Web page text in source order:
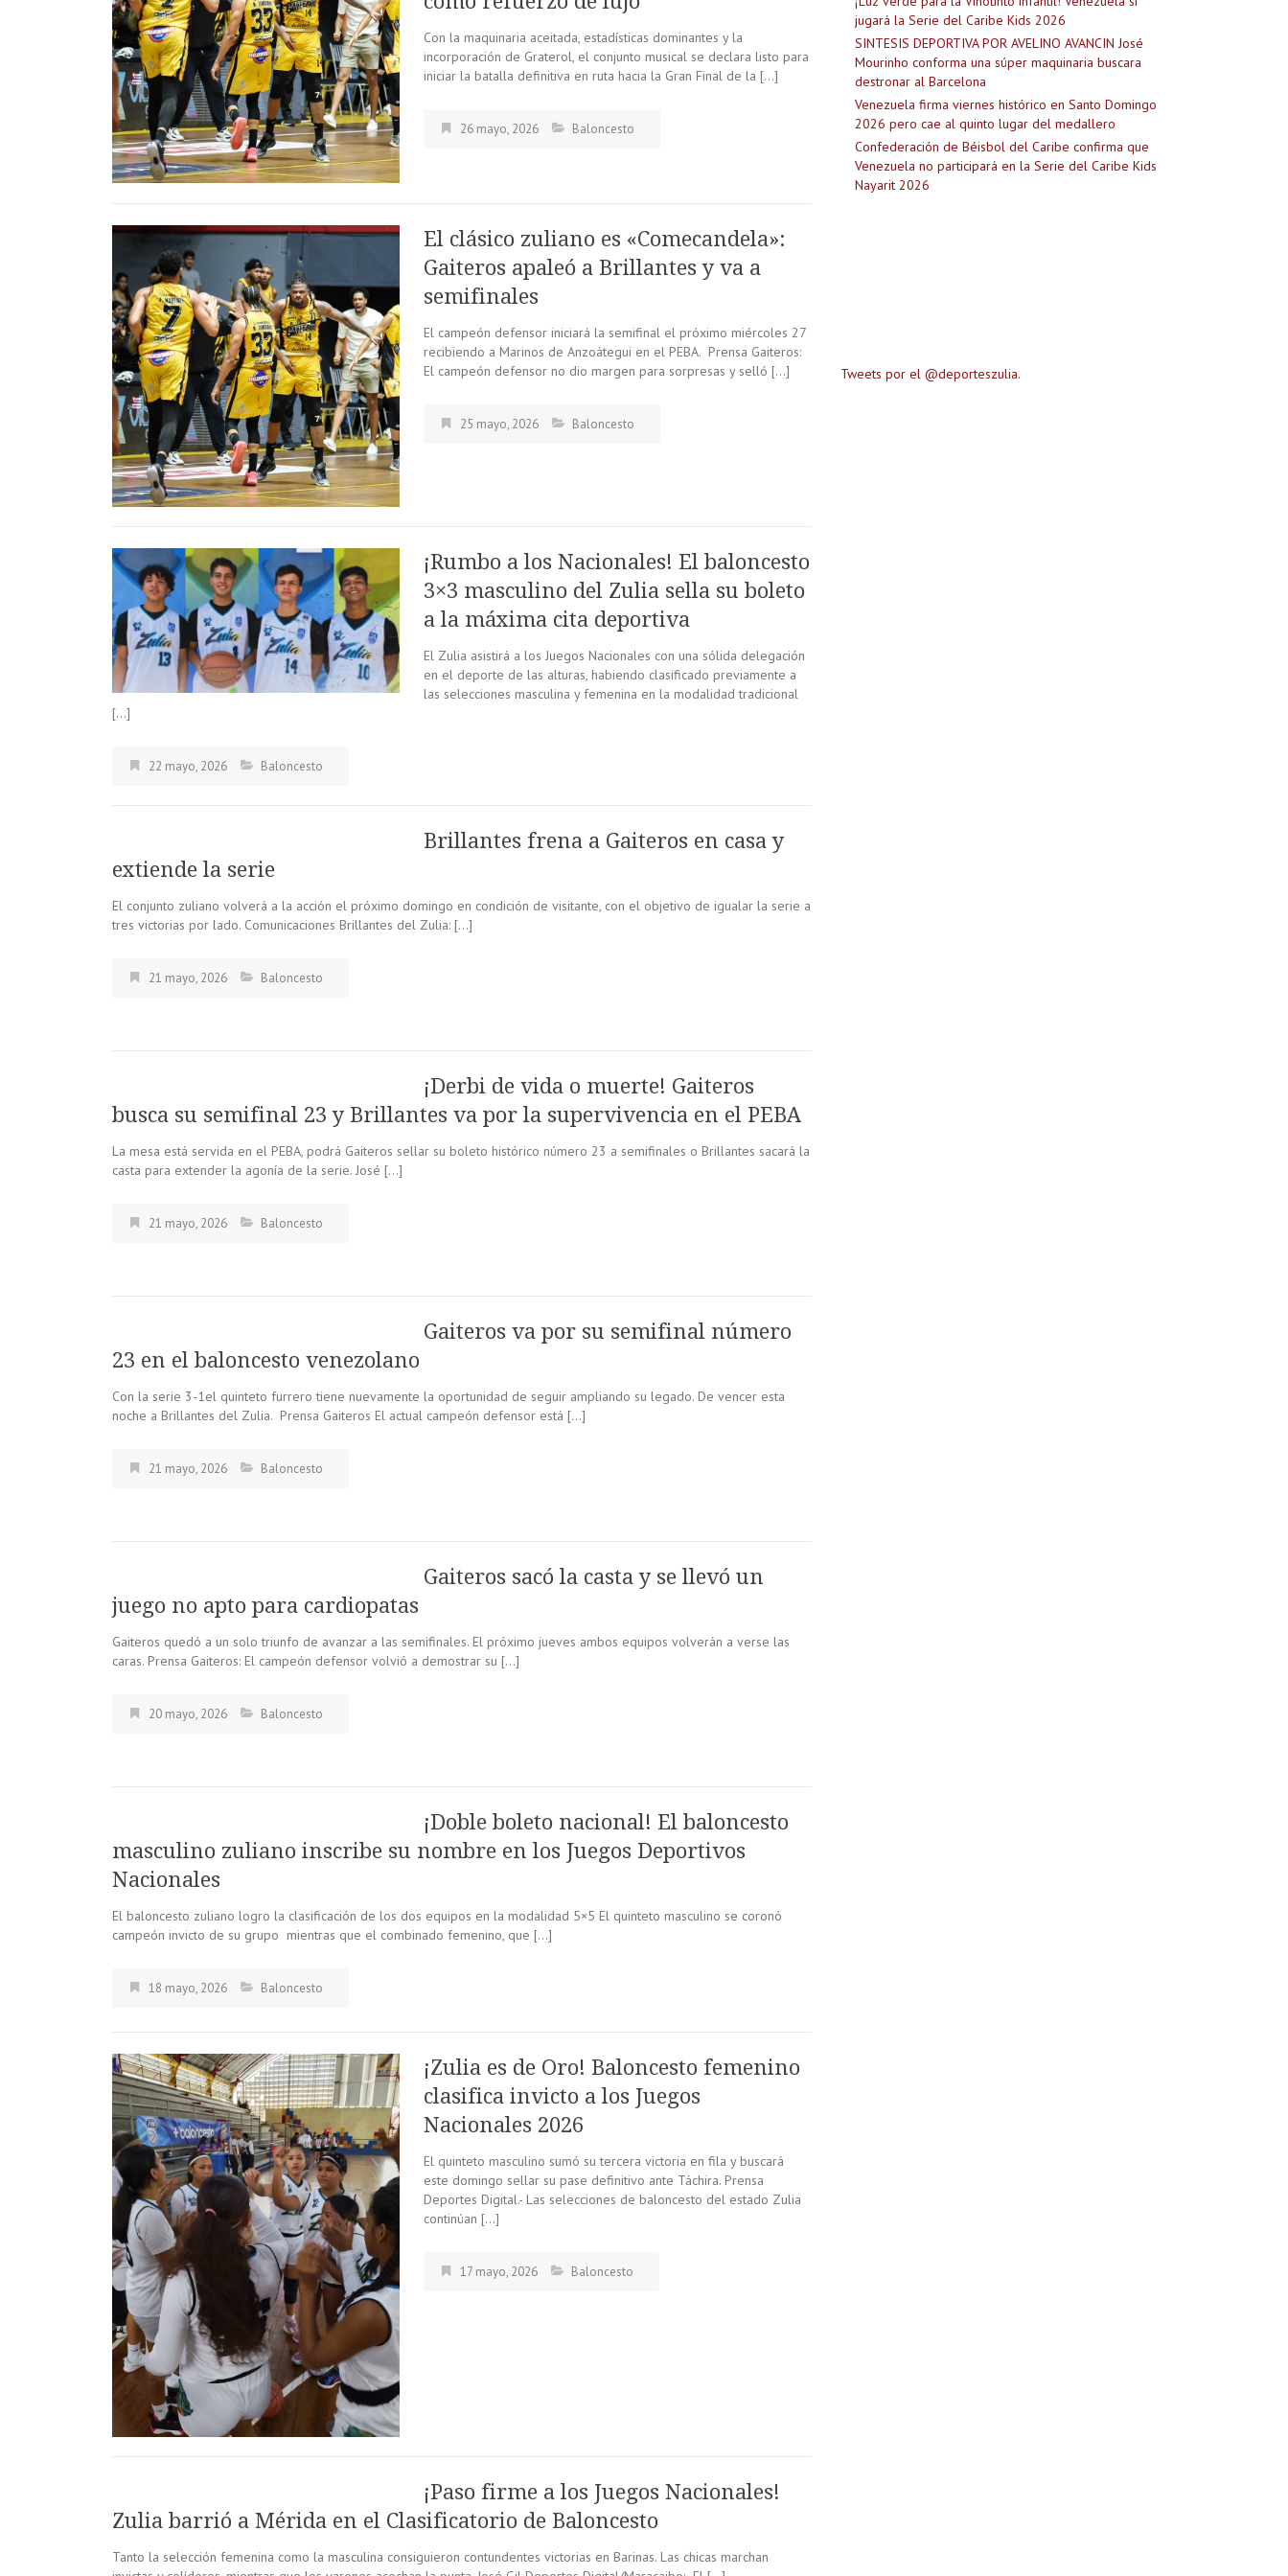
Con la maquinaria aceitada, estadísticas dominantes y la
incorporación de Graterol, el conjunto musical se declara listo para
iniciar la batalla definitiva en ruta hacia la Gran Final de la […]
26 mayo, 2026 Baloncesto
El clásico zuliano es «Comecandela»:
Gaiteros apaleó a Brillantes y va a
semifinales
El campeón defensor iniciará la semifinal el próximo miércoles 27
recibiendo a Marinos de Anzoátegui en el PEBA. Prensa Gaiteros:
El campeón defensor no dio margen para sorpresas y selló […]
25 mayo, 2026 Baloncesto
¡Rumbo a los Nacionales! El baloncesto
3×3 masculino del Zulia sella su boleto
a la máxima cita deportiva
El Zulia asistirá a los Juegos Nacionales con una sólida delegación
en el deporte de las alturas, habiendo clasificado previamente a
las selecciones masculina y femenina en la modalidad tradicional
[…]
22 mayo, 2026 Baloncesto
Brillantes frena a Gaiteros en casa y
extiende la serie
El conjunto zuliano volverá a la acción el próximo domingo en condición de visitante, con el objetivo de igualar la serie a
tres victorias por lado. Comunicaciones Brillantes del Zulia: […]
21 mayo, 2026 Baloncesto
¡Derbi de vida o muerte! Gaiteros
busca su semifinal 23 y Brillantes va por la supervivencia en el PEBA
La mesa está servida en el PEBA, podrá Gaiteros sellar su boleto histórico número 23 a semifinales o Brillantes sacará la
casta para extender la agonía de la serie. José […]
21 mayo, 2026 Baloncesto
Gaiteros va por su semifinal número
23 en el baloncesto venezolano
Con la serie 3-1el quinteto furrero tiene nuevamente la oportunidad de seguir ampliando su legado. De vencer esta
noche a Brillantes del Zulia. Prensa Gaiteros El actual campeón defensor está […]
21 mayo, 2026 Baloncesto
Gaiteros sacó la casta y se llevó un
juego no apto para cardiopatas
Gaiteros quedó a un solo triunfo de avanzar a las semifinales. El próximo jueves ambos equipos volverán a verse las
caras. Prensa Gaiteros: El campeón defensor volvió a demostrar su […]
20 mayo, 2026 Baloncesto
¡Doble boleto nacional! El baloncesto
masculino zuliano inscribe su nombre en los Juegos Deportivos
Nacionales
El baloncesto zuliano logro la clasificación de los dos equipos en la modalidad 5×5 El quinteto masculino se coronó
campeón invicto de su grupo mientras que el combinado femenino, que […]
18 mayo, 2026 Baloncesto
¡Zulia es de Oro! Baloncesto femenino
clasifica invicto a los Juegos
Nacionales 2026
El quinteto masculino sumó su tercera victoria en fila y buscará
este domingo sellar su pase definitivo ante Táchira. Prensa
Deportes Digital.- Las selecciones de baloncesto del estado Zulia
continúan […]
17 mayo, 2026 Baloncesto
¡Paso firme a los Juegos Nacionales!
Zulia barrió a Mérida en el Clasificatorio de Baloncesto
Tanto la selección femenina como la masculina consiguieron contundentes victorias en Barinas. Las chicas marchan
jugará la Serie del Caribe Kids 2026
SINTESIS DEPORTIVA POR AVELINO AVANCIN José
Mourinho conforma una súper maquinaria buscara
destronar al Barcelona
Venezuela firma viernes histórico en Santo Domingo
2026 pero cae al quinto lugar del medallero
Confederación de Béisbol del Caribe confirma que
Venezuela no participará en la Serie del Caribe Kids
Nayarit 2026
Tweets por el @deporteszulia.